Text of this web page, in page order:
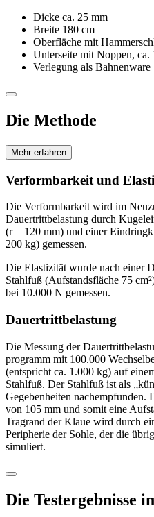
Dicke ca. 25 mm
Breite 180 cm
Oberfläche mit
Unterseite mit Noppen, ca.
Verlegung als Bahnenware
Die Methode
Mehr erfahren
Verformbarkeit und
Die Verformbarkeit wird im
Dauertrittbelastung durch
(r = 120 mm) und einer
200 kg) gemessen.
Die Elastizität wurde nach einer
Stahlfuß (Aufstandsfläche 75
bei 10.000 N gemessen.
Dauertrittbelastung
Die Messung der
programm mit 100.000
(entspricht ca. 1.000 kg) auf
Stahlfuß. Der Stahlfuß ist als
Gegebenheiten nachempfunden.
von 105 mm und somit eine
Tragrand der Klaue wird durch
Peripherie der Sohle, der die
simuliert.
Die Testergebnisse